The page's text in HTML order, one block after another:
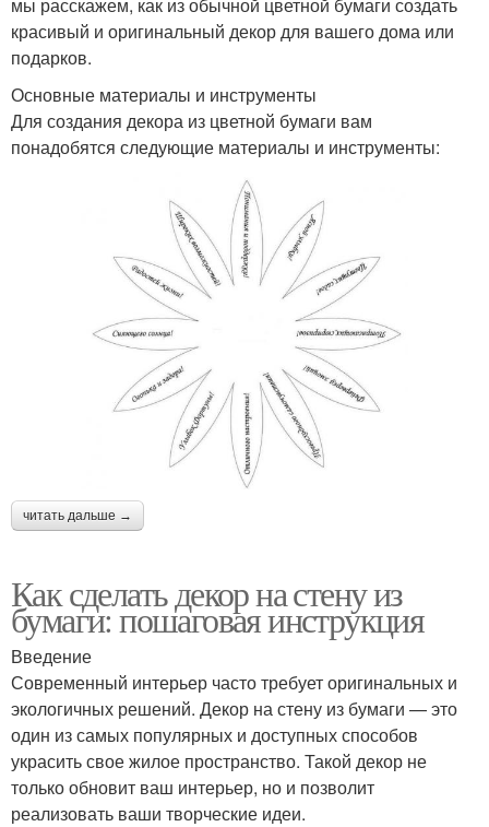
красивый и оригинальный декор для вашего дома или
подарков.
Основные материалы и инструменты
Для создания декора из цветной бумаги вам
понадобятся следующие материалы и инструменты:
читать дальше →
Как сделать декор на стену из
бумаги: пошаговая инструкция
Введение
Современный интерьер часто требует оригинальных и
экологичных решений. Декор на стену из бумаги — это
один из самых популярных и доступных способов
украсить свое жилое пространство. Такой декор не
только обновит ваш интерьер, но и позволит
реализовать ваши творческие идеи.